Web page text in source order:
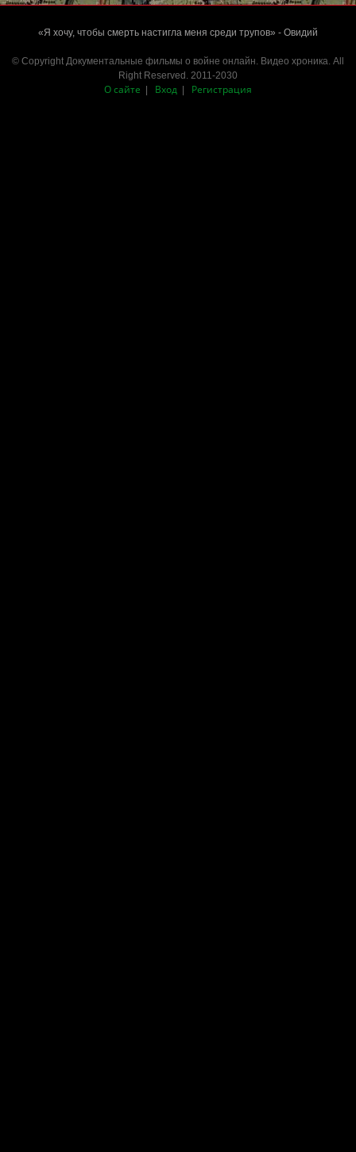
«Я хочу, чтобы смерть настигла меня среди трупов» - Овидий
© Copyright Документальные фильмы о войне онлайн. Видео хроника. All
Right Reserved. 2011-2030
О сайте Вход Регистрация